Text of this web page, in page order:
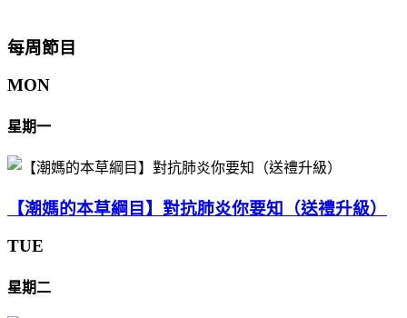
每周節目
MON
星期一
【潮媽的本草綱目】對抗肺炎你要知（送禮升級）
TUE
星期二